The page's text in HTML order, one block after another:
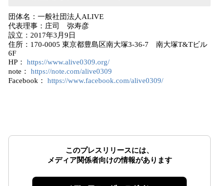
団体名：一般社団法人ALIVE
代表理事：庄司 弥寿彦
設立：2017年3月9日
住所：170-0005 東京都豊島区南大塚3-36-7 南大塚T&Tビル
6F
HP： https://www.alive0309.org/
note： https://note.com/alive0309
Facebook： https://www.facebook.com/alive0309/
このプレスリリースには、
メディア関係者向けの情報があります